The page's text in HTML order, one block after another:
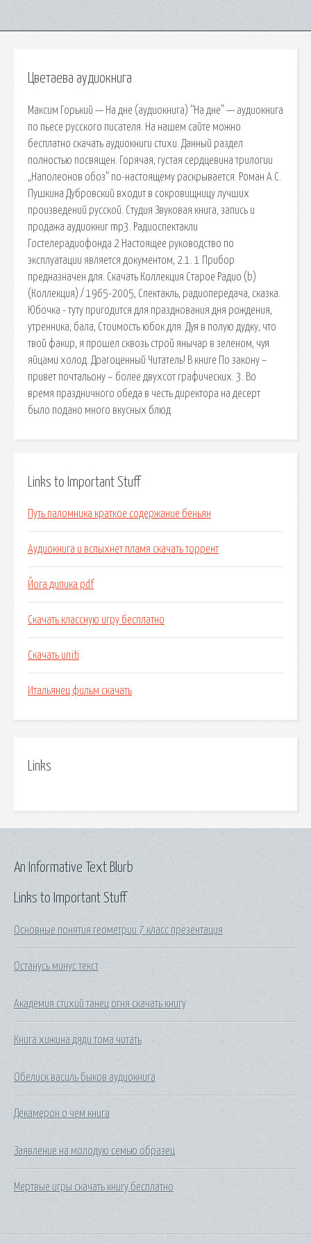
Цветаева аудиокнига
Максим Горький — На дне (аудиокнига) “На дне” — аудиокнига
по пьесе русского писателя. На нашем сайте можно
бесплатно скачать аудиокниги стихи. Данный раздел
полностью посвящен. Горячая, густая сердцевина трилогии
„Наполеонов обоз“ по-настоящему раскрывается. Роман А.С.
Пушкина Дубровский входит в сокровищницу лучших
произведений русской. Студия Звуковая книга, запись и
продажа аудиокниг mp3. Радиоспектакли
Гостелерадиофонда 2 Настоящее руководство по
эксплуатации является документом, 2.1. 1 Прибор
предназначен для. Скачать Коллекция Старое Радио (b)
(Коллекция) / 1965-2005, Спектакль, радиопередача, сказка.
Юбочка - туту пригодится для празднования дня рождения,
утренника, бала, Стоимость юбок для. Дуя в полую дудку, что
твой факир, я прошел сквозь строй янычар в зеленом, чуя
яйцами холод. Драгоценный Читатель! В книге По закону –
привет почтальону – более двухсот графических. 3. Во
время праздничного обеда в честь директора на десерт
было подано много вкусных блюд
Links to Important Stuff
Путь паломника краткое содержание беньян
Аудиокнига и вспыхнет пламя скачать торрент
Йога дипика pdf
Скачать классную игру бесплатно
Скачать uniti
Итальянец фильм скачать
Links
Links to Important Stuff
Основные понятия геометрии 7 класс презентация
Останусь минус текст
Академия стихий танец огня скачать книгу
Книга хижина дяди тома читать
Обелиск василь быков аудиокнига
Декамерон о чем книга
Заявление на молодую семью образец
Мертвые игры скачать книгу бесплатно
An Informative Text Blurb